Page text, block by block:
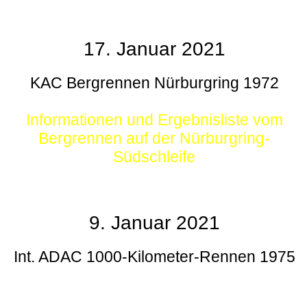
17. Januar 2021
KAC Bergrennen Nürburgring 1972
Informationen und Ergebnisliste vom
Bergrennen auf der Nürburgring-
Südschleife
9. Januar 2021
Int. ADAC 1000-Kilometer-Rennen 1975